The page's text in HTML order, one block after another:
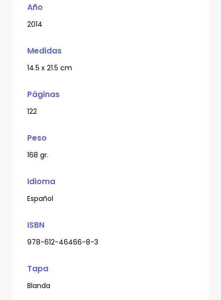
Año
2014
Medidas
14.5 x 21.5 cm
Páginas
122
Peso
168 gr.
Idioma
Español
ISBN
978-612-46466-8-3
Tapa
Blanda